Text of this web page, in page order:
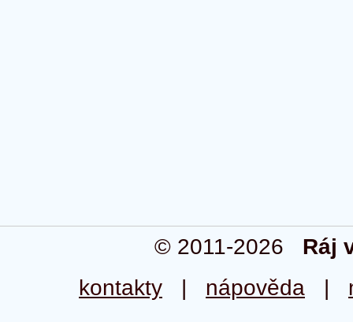
© 2011-2026 Ráj
kontakty | nápověda |